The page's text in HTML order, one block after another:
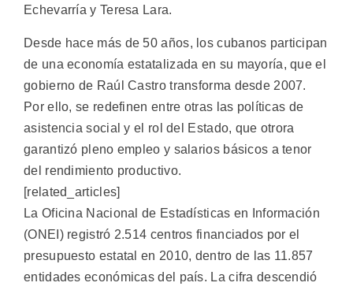
Echevarría y Teresa Lara.
Desde hace más de 50 años, los cubanos participan
de una economía estatalizada en su mayoría, que el
gobierno de Raúl Castro transforma desde 2007.
Por ello, se redefinen entre otras las políticas de
asistencia social y el rol del Estado, que otrora
garantizó pleno empleo y salarios básicos a tenor
del rendimiento productivo.
[related_articles]
La Oficina Nacional de Estadísticas en Información
(ONEI) registró 2.514 centros financiados por el
presupuesto estatal en 2010, dentro de las 11.857
entidades económicas del país. La cifra descendió